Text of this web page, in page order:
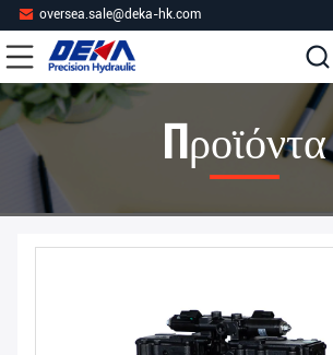
oversea.sale@deka-hk.com
Προϊόντα